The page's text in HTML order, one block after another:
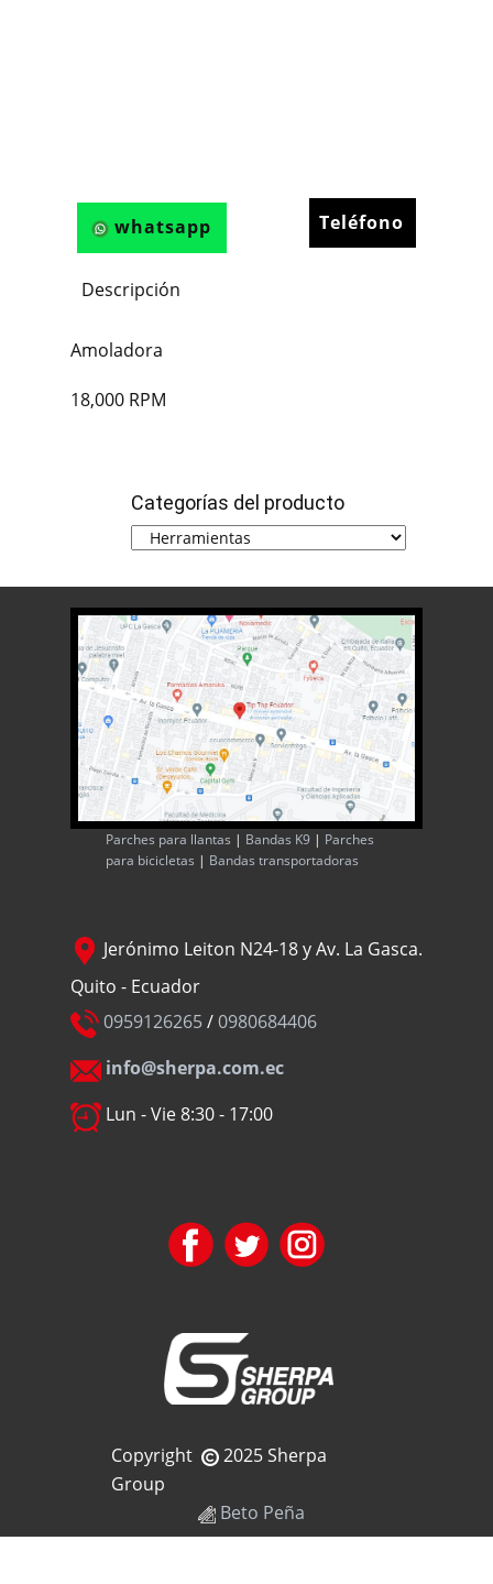
whatsapp Teléfono
Descripción
Amoladora
18,000 RPM
Categorías del producto
Parches para llantas | Bandas K9 | Parches
para bicicletas | Bandas transportadoras
Jerónimo Leiton N24-18 y Av. La Gasca.
Quito - Ecuador
0959126265/0980684406
info@sherpa.com.ec
Lun - Vie 8:30 - 17:00
Copyright
2025 Sherpa
Group
Beto Peña